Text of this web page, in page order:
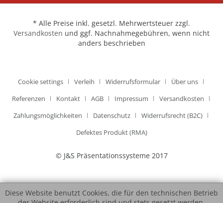
* Alle Preise inkl. gesetzl. Mehrwertsteuer zzgl.
Versandkosten und ggf. Nachnahmegebühren, wenn nicht
anders beschrieben
Cookie settings Verleih Widerrufsformular
Über uns
Referenzen
Kontakt AGB Impressum
Versandkosten
Zahlungsmöglichkeiten
Datenschutz
Widerrufsrecht (B2C)
Defektes Produkt (RMA)
© J&S Präsentationssysteme 2017
Diese Website benutzt Cookies, die für den technischen Betrieb